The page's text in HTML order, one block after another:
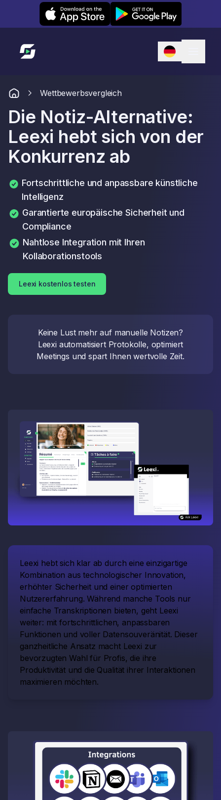
Leexi on iOS Leexi on Android
Link zur Startseite
Wettbewerbsvergleich
Die Notiz-Alternative:
Leexi hebt sich von der
Konkurrenz ab
Fortschrittliche und anpassbare künstliche
Intelligenz
Garantierte europäische Sicherheit und
Compliance
Nahtlose Integration mit Ihren
Kollaborationstools
Leexi kostenlos testen
Keine Lust mehr auf manuelle Notizen?
Leexi automatisiert Protokolle, optimiert
Meetings und spart Ihnen wertvolle Zeit.
Leexi hebt sich klar ab durch eine einzigartige
Kombination aus technologischer Innovation,
erhöhter Sicherheit und einer optimierten
Nutzererfahrung. Während manche Tools nur
einfache Transkriptionen bieten, geht Leexi
weiter: mit fortschrittlichen, anpassbaren
Funktionen und voller Datensouveränität. Dieser
ganzheitliche Ansatz macht Leexi zur
bevorzugten Wahl für Profis, die ihre
Produktivität und die Qualität ihrer Interaktionen
maximieren möchten.